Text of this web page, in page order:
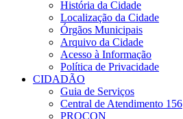
História da Cidade
Localização da Cidade
Órgãos Municipais
Arquivo da Cidade
Acesso à Informação
Política de Privacidade
CIDADÃO
Guia de Serviços
Central de Atendimento 156
PROCON